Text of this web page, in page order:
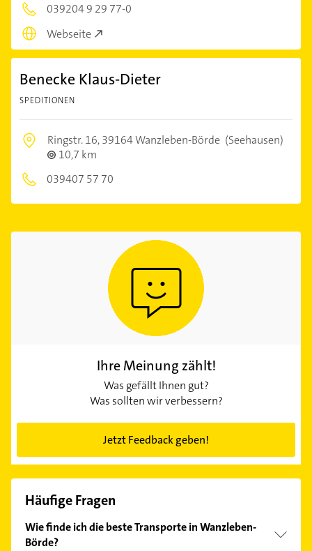
039204 9 29 77-0
Webseite
Benecke Klaus-Dieter
SPEDITIONEN
Ringstr. 16,39164 Wanzleben-Börde (Seehausen)
10,7 km
039407 57 70
Ihre Meinung zählt!
Was gefällt Ihnen gut?
Was sollten wir verbessern?
Jetzt Feedback geben!
Häufige Fragen
Wie finde ich die beste Transporte in Wanzleben-
Börde?